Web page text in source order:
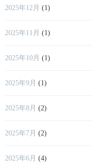
2025年12月 (1)
2025年11月 (1)
2025年10月 (1)
2025年9月 (1)
2025年8月 (2)
2025年7月 (2)
2025年6月 (4)